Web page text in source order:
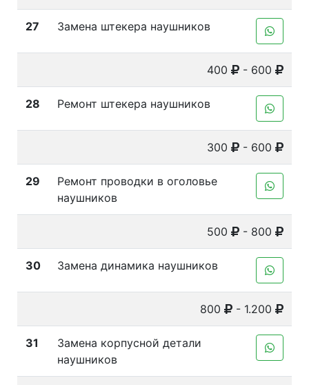
27 Замена штекера наушников
400 - 600
28 Ремонт штекера наушников
300 - 600
29
Ремонт проводки в оголовье
наушников
500 - 800
30 Замена динамика наушников
800 - 1.200
31
Замена корпусной детали
наушников